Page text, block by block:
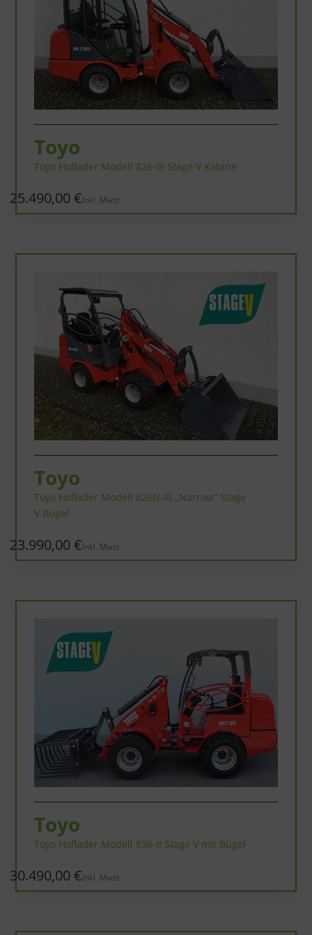
Toyo
Toyo Hoflader Modell 826-III Stage V Kabine
25.490,00 €Inkl. Mwst.
Toyo
Toyo Hoflader Modell 826N-III „Narrow“ Stage
V Bügel
23.990,00 €Inkl. Mwst.
Toyo
Toyo Hoflader Modell 836-II Stage V mit Bügel
30.490,00 €Inkl. Mwst.